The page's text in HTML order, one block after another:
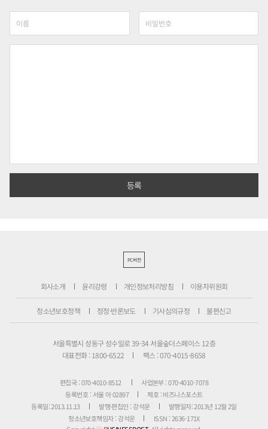
PC버전
회사소개 윤리강령 개인정보처리방침 이용자위원회
청소년보호정책 정정·반론보도 기사심의규정 불편신고
서울특별시 성동구 성수일로 39-34 서울숲더스페이스 12층
대표전화 : 1800-6522
팩스 : 070-4015-8658
편집국 : 070-4010-8512
사업본부 : 070-4010-7078
등록번호 : 서울 아 02897
제호 : 비즈니스포스트
등록일: 2013.11.13
발행·편집인 : 강석운
발행일자: 2013년 12월 2일
청소년보호책임자 : 강석운
ISSN : 2636-171X